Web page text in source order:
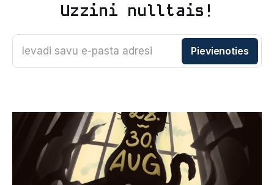
Uzzini nulltais!
Ievadi savu e-pasta adresi Pievienoties